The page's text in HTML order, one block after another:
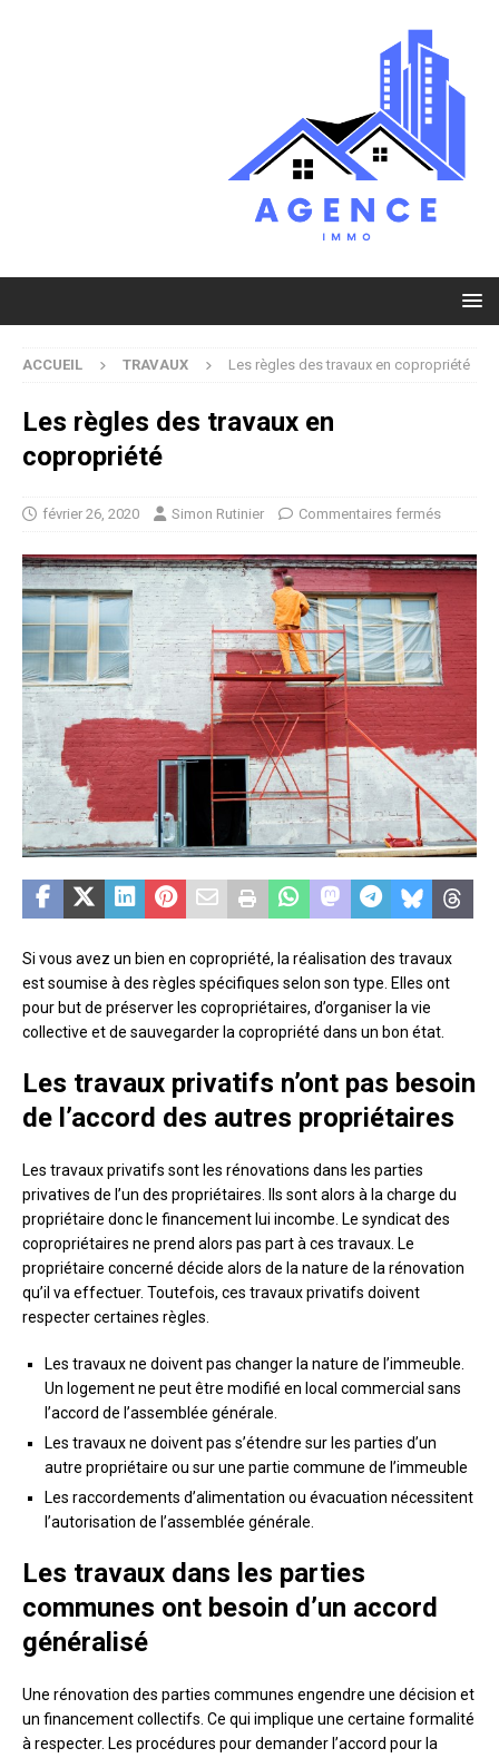
ACCUEIL TRAVAUX Les règles des travaux en copropriété
Les règles des travaux en
copropriété
février 26, 2020 Simon Rutinier Commentaires fermés
Si vous avez un bien en copropriété, la réalisation des travaux
est soumise à des règles spécifiques selon son type. Elles ont
pour but de préserver les copropriétaires, d’organiser la vie
collective et de sauvegarder la copropriété dans un bon état.
Les travaux privatifs n’ont pas besoin
de l’accord des autres propriétaires
Les travaux privatifs sont les rénovations dans les parties
privatives de l’un des propriétaires. Ils sont alors à la charge du
propriétaire donc le financement lui incombe. Le syndicat des
copropriétaires ne prend alors pas part à ces travaux. Le
propriétaire concerné décide alors de la nature de la rénovation
qu’il va effectuer. Toutefois, ces travaux privatifs doivent
respecter certaines règles.
Les travaux ne doivent pas changer la nature de l’immeuble.
Un logement ne peut être modifié en local commercial sans
l’accord de l’assemblée générale.
Les travaux ne doivent pas s’étendre sur les parties d’un
autre propriétaire ou sur une partie commune de l’immeuble
Les raccordements d’alimentation ou évacuation nécessitent
l’autorisation de l’assemblée générale.
Les travaux dans les parties
communes ont besoin d’un accord
généralisé
Une rénovation des parties communes engendre une décision et
un financement collectifs. Ce qui implique une certaine formalité
à respecter. Les procédures pour demander l’accord pour la